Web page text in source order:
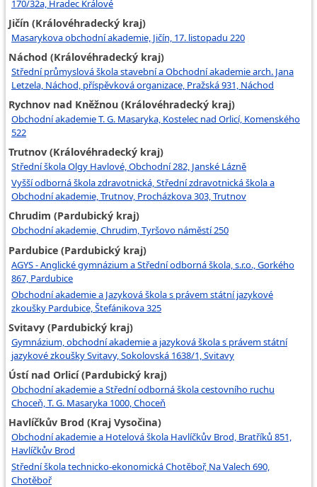
170/32a, Hradec Králové
Jičín (Královéhradecký kraj)
Masarykova obchodní akademie, Jičín, 17. listopadu 220
Náchod (Královéhradecký kraj)
Střední průmyslová škola stavební a Obchodní akademie arch. Jana
Letzela, Náchod, příspěvková organizace, Pražská 931, Náchod
Rychnov nad Kněžnou (Královéhradecký kraj)
Obchodní akademie T. G. Masaryka, Kostelec nad Orlicí, Komenského
522
Trutnov (Královéhradecký kraj)
Střední škola Olgy Havlové, Obchodní 282, Janské Lázně
Vyšší odborná škola zdravotnická, Střední zdravotnická škola a
Obchodní akademie, Trutnov, Procházkova 303, Trutnov
Chrudim (Pardubický kraj)
Obchodní akademie, Chrudim, Tyršovo náměstí 250
Pardubice (Pardubický kraj)
AGYS - Anglické gymnázium a Střední odborná škola, s.r.o., Gorkého
867, Pardubice
Obchodní akademie a Jazyková škola s právem státní jazykové
zkoušky Pardubice, Štefánikova 325
Svitavy (Pardubický kraj)
Gymnázium, obchodní akademie a jazyková škola s právem státní
jazykové zkoušky Svitavy, Sokolovská 1638/1, Svitavy
Ústí nad Orlicí (Pardubický kraj)
Obchodní akademie a Střední odborná škola cestovního ruchu
Choceň, T. G. Masaryka 1000, Choceň
Havlíčkův Brod (Kraj Vysočina)
Obchodní akademie a Hotelová škola Havlíčkův Brod, Bratříků 851,
Havlíčkův Brod
Střední škola technicko-ekonomická Chotěboř, Na Valech 690,
Chotěboř